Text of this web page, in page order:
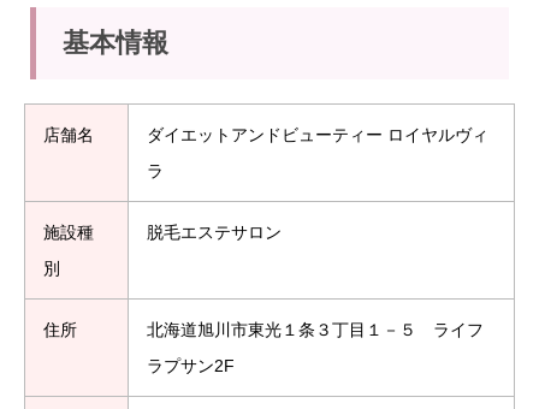
基本情報
店舗名
ダイエットアンドビューティー ロイヤルヴィ
ラ
施設種
別
脱毛エステサロン
住所
北海道旭川市東光１条３丁目１－５ ライフ
ラプサン2F